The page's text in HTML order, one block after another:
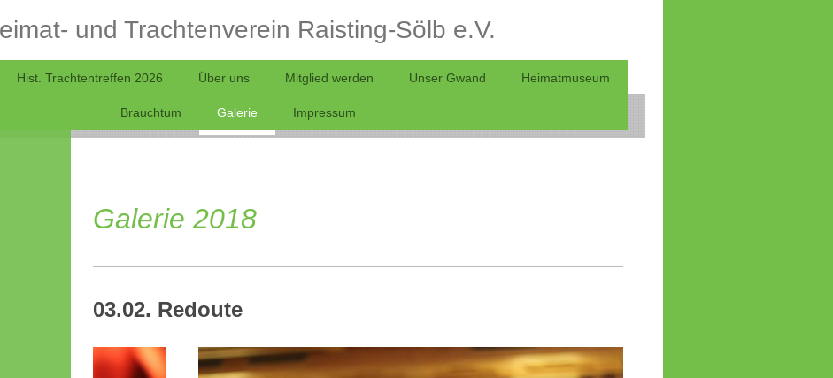
und Trachtenverein Raisting-Sölb e.V.
Hist. Trachtentreffen 2026 Über uns Mitglied werden Unser Gwand Heimatmuseum
Brauchtum Galerie Impressum
Galerie 2018
03.02. Redoute